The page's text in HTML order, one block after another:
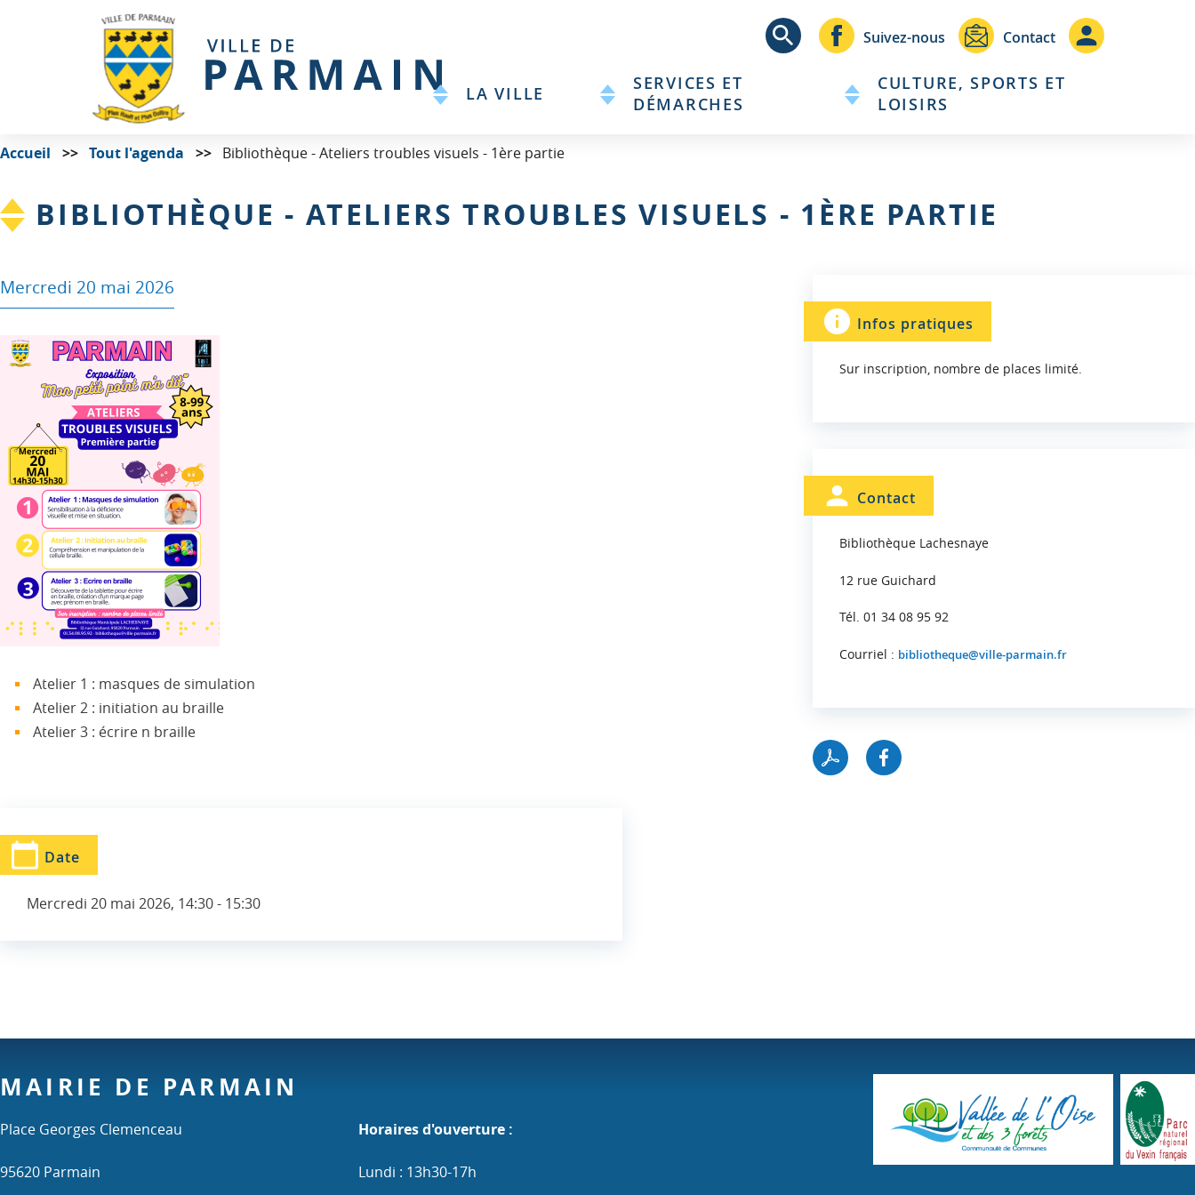
principal
Header
-
Communication
Suivez-nous Contact
Header
-
LA VILLE
SERVICES ET
DÉMARCHES
CULTURE, SPORTS ET
LOISIRS
Accueil Tout l'agenda Bibliothèque - Ateliers troubles visuels - 1ère partie
BIBLIOTHÈQUE - ATELIERS TROUBLES VISUELS - 1ÈRE PARTIE
Mercredi 20 mai 2026
Atelier 1 : masques de simulation
Atelier 2 : initiation au braille
Atelier 3 : écrire n braille
Date
Mercredi 20 mai 2026, 14:30- 15:30
Infos pratiques
Sur inscription, nombre de places limité.
Contact
Bibliothèque Lachesnaye
12 rue Guichard
Tél. 01 34 08 95 92
Courriel : bibliotheque@ville-parmain.fr
MAIRIE DE PARMAIN
Place Georges Clemenceau
95620 Parmain
Horaires d'ouverture :
Lundi : 13h30-17h